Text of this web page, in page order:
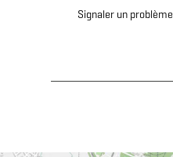
Signaler un problème